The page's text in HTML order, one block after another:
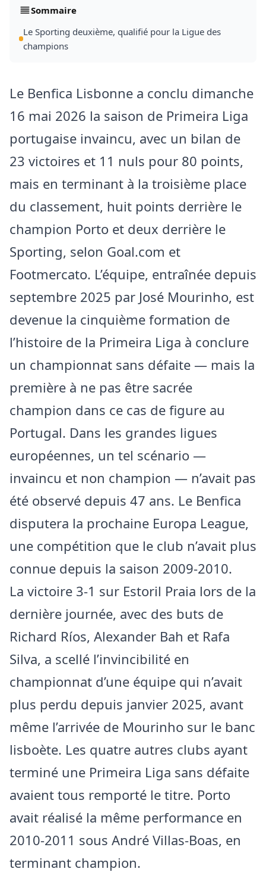
Sommaire
Le Sporting deuxième, qualifié pour la Ligue des
champions
Le Benfica Lisbonne a conclu dimanche
16 mai 2026 la saison de Primeira Liga
portugaise invaincu, avec un bilan de
23 victoires et 11 nuls pour 80 points,
mais en terminant à la troisième place
du classement, huit points derrière le
champion Porto et deux derrière le
Sporting, selon Goal.com et
Footmercato. L’équipe, entraînée depuis
septembre 2025 par José Mourinho, est
devenue la cinquième formation de
l’histoire de la Primeira Liga à conclure
un championnat sans défaite — mais la
première à ne pas être sacrée
champion dans ce cas de figure au
Portugal. Dans les grandes ligues
européennes, un tel scénario —
invaincu et non champion — n’avait pas
été observé depuis 47 ans. Le Benfica
disputera la prochaine Europa League,
une compétition que le club n’avait plus
connue depuis la saison 2009-2010.
La victoire 3-1 sur Estoril Praia lors de la
dernière journée, avec des buts de
Richard Ríos, Alexander Bah et Rafa
Silva, a scellé l’invincibilité en
championnat d’une équipe qui n’avait
plus perdu depuis janvier 2025, avant
même l’arrivée de Mourinho sur le banc
lisboète. Les quatre autres clubs ayant
terminé une Primeira Liga sans défaite
avaient tous remporté le titre. Porto
avait réalisé la même performance en
2010-2011 sous André Villas-Boas, en
terminant champion.